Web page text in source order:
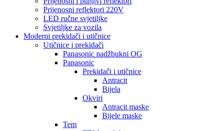
Prijenosni reflektori 220V
LED ručne svjetiljke
Svjetiljke za vozila
Moderni prekidači i utičnice
Utičnice i prekidači
Panasonic nadžbukni OG
Panasonic
Prekidači i utičnice
Antracit
Bijela
Okviri
Antracit maske
Bijele maske
Tem